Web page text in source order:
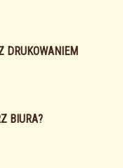
DRUKOWANIEM
BIURA?